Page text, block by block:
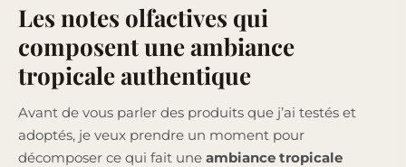
Les notes olfactives qui
composent une ambiance
tropicale authentique
Avant de vous parler des produits que j’ai testés et
adoptés, je veux prendre un moment pour
décomposer ce qui fait une ambiance tropicale